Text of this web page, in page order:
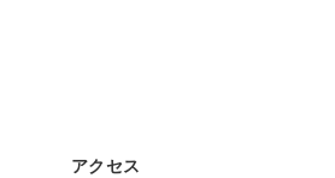
アクセス